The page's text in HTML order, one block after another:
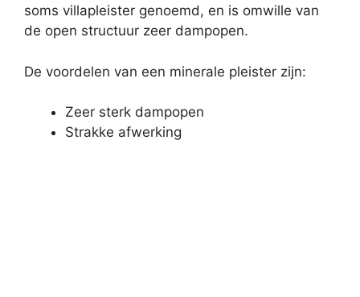
soms villapleister genoemd, en is omwille van
de open structuur zeer dampopen.
De voordelen van een minerale pleister zijn:
Zeer sterk dampopen
Strakke afwerking